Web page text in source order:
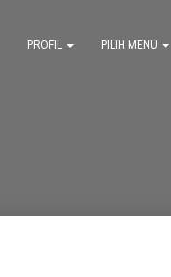
PROFIL PILIH MENU